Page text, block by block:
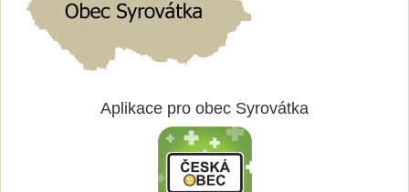
Aplikace pro obec Syrovátka